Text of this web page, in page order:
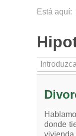
Está aquí:
donde
vivienda